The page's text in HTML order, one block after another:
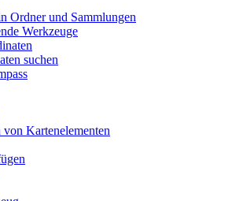
Ordner und Sammlungen
Werkzeuge
suchen
Kartenelementen